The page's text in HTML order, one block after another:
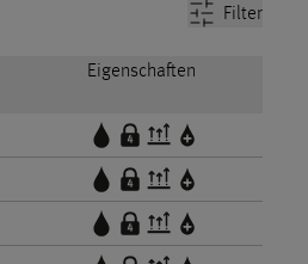
Filter
Eigenschaften